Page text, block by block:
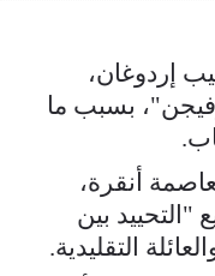
إردوغان،
بسبب ما
أنقرة،
بين
التقليدية.